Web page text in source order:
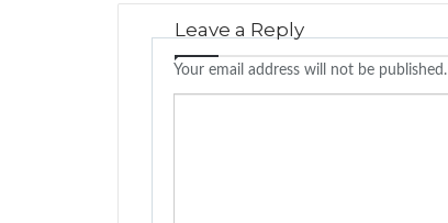
Leave a Reply
Your email address will not be published.